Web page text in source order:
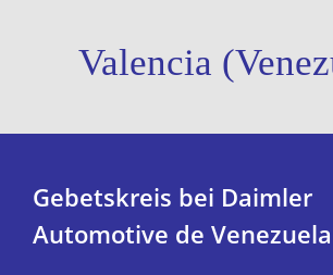
Valencia
Gebetskreis bei Daimler
Automotive de Venezuela